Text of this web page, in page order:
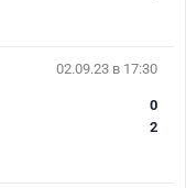
02.09.23 в 17:30
0
2